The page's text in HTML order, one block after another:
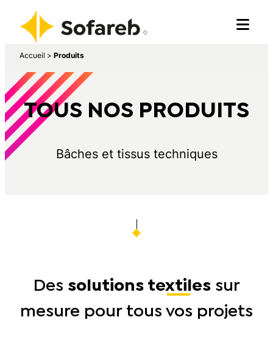
Accueil > Produits
TOUS NOS PRODUITS
Bâches et tissus techniques
Des solutions textilessur
mesure pour tous vos projets